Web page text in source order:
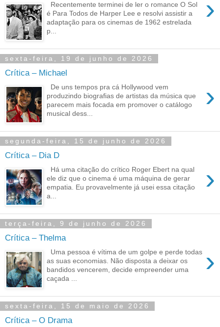
›
Recentemente terminei de ler o romance O Sol
é Para Todos de Harper Lee e resolvi assistir a
adaptação para os cinemas de 1962 estrelada
p...
sexta-feira, 19 de junho de 2026
Crítica – Michael
›
De uns tempos pra cá Hollywood vem
produzindo biografias de artistas da música que
parecem mais focada em promover o catálogo
musical dess...
segunda-feira, 15 de junho de 2026
Crítica – Dia D
›
Há uma citação do crítico Roger Ebert na qual
ele diz que o cinema é uma máquina de gerar
empatia. Eu provavelmente já usei essa citação
a...
terça-feira, 9 de junho de 2026
Crítica – Thelma
›
Uma pessoa é vítima de um golpe e perde todas
as suas economias. Não disposta a deixar os
bandidos vencerem, decide empreender uma
caçada ...
sexta-feira, 15 de maio de 2026
Crítica – O Drama